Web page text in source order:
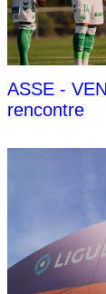
ASSE -
rencontre